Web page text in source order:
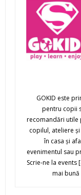
GOKID este
pentru copii
recomandări utile
copilul, ateliere
în casa şi
evenimentul sau
Scrie-ne la
mai